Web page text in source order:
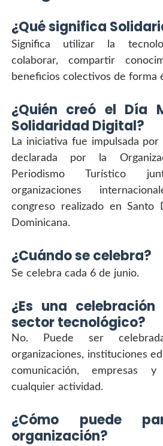
¿Qué significa
Significa utilizar la
colaborar, compartir
beneficios colectivos de forma
¿Quién creó el Día
Solidaridad Digital?
La iniciativa fue impulsada
declarada por la
Periodismo Turístico
organizaciones
congreso realizado en Santo
Dominicana.
¿Cuándo se celebra?
Se celebra cada 6 de junio.
¿Es una
sector tecnológico?
No. Puede ser
organizaciones, instituciones
comunicación, empresas
cualquier actividad.
¿Cómo puede
organización?